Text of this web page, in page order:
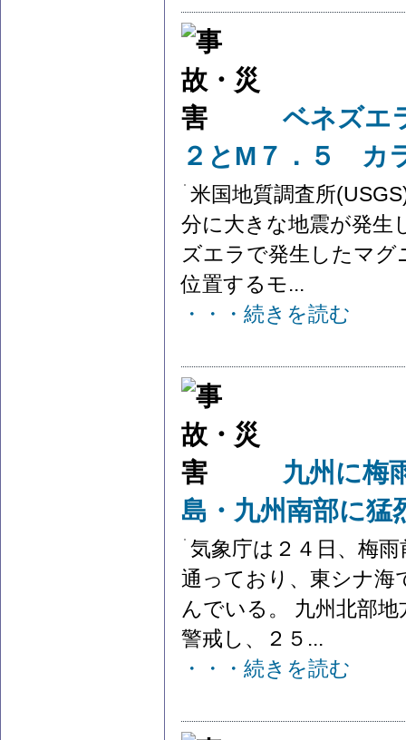
ベネズエ
２とM７．５ カ
米国地質調査所
分に大きな地震が発生
ズエラで発生したマグ
位置するモ...
・・・続きを読む
九州に梅
島・九州南部に
気象庁は２４日、梅
通っており、東シナ海
んでいる。 九州北部
警戒し、２５...
・・・続きを読む